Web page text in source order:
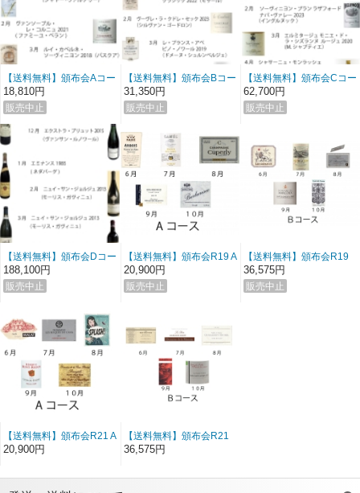
【送料無料】頒布会Aコー
ス2025（3300円X6ヶ月)
一括払い
18,810円
【送料無料】頒布会Bコー
ス2025（5500円X6ヶ月)
一括払い
31,350円
【送料無料】頒布会Cコー
ス2025（11000円X6ヶ
月）一括払い
62,700円
【送料無料】頒布会Dコー
ス2025 (33000円X6ヶ
月)一括払い
188,100円
【送料無料】頒布会R19 A
コース（4400円X5ヶ月)
一括払い
20,900円
【送料無料】頒布会R19
Ｂコース（7700円ｘ5ヶ
月）一括払い
36,575円
【送料無料】頒布会R21 A
コース（4400円X5ヶ月)
一括払い
20,900円
【送料無料】頒布会R21
Ｂコース（7700円ｘ5ヶ
月）一括払い
36,575円